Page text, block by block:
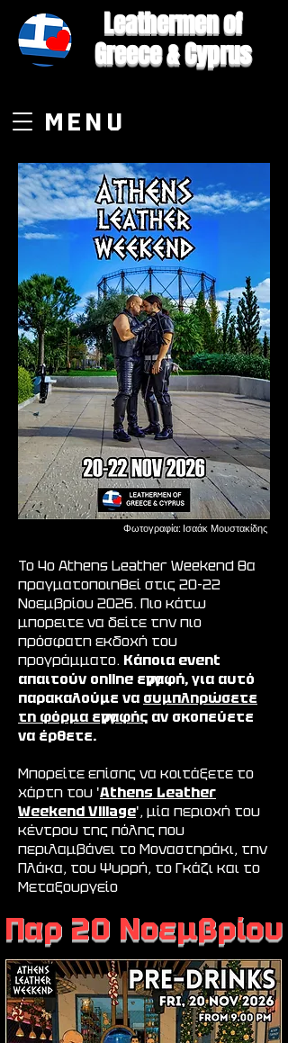
Leathermen of
Greece & Cyprus
MENU
Φωτογραφία: Ισαάκ Μουστακίδης
Το 4ο Athens Leather Weekend θα
πραγματοποιηθεί στις 20-22
Νοεμβρίου 2026. Πιο κάτω
μπορειτε να δείτε την πιο
πρόσφατη εκδοχή του
προγράμματο. Κάποια event
απαιτούν online εγγραφή, για αυτό
παρακαλούμε να συμπληρώσετε
τη φόρμα εγγραφής αν σκοπεύετε
να έρθετε.
Μπορείτε επίσης να κοιτάξετε το
χάρτη του 'Athens Leather
Weekend Village', μία περιοχή του
κέντρου της πόλης που
περιλαμβάνει το Μοναστηράκι, την
Πλάκα, του Ψυρρή, το Γκάζι και το
Μεταξουργείο
Παρ 20 Νοεμβρίου